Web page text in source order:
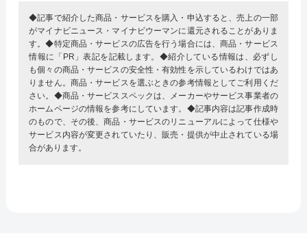
◆記事で紹介した商品・サービスを購入・申込すると、売上の一部
がマイナビニュース・マイナビウーマンに還元されることがありま
す。◆特定商品・サービスの広告を行う場合には、商品・サービス
情報に「PR」表記を記載します。◆紹介している情報は、必ずし
も個々の商品・サービスの安全性・有効性を示しているわけではあ
りません。商品・サービスを選ぶときの参考情報としてご利用くだ
さい。◆商品・サービススペックは、メーカーやサービス事業者の
ホームページの情報を参考にしています。◆記事内容は記事作成時
のもので、その後、商品・サービスのリニューアルによって仕様や
サービス内容が変更されていたり、販売・提供が中止されている場
合があります。